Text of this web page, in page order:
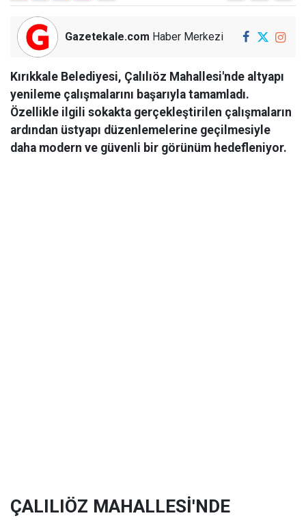
Gazetekale.com Haber Merkezi
Kırıkkale Belediyesi, Çalılıöz Mahallesi'nde altyapı
yenileme çalışmalarını başarıyla tamamladı.
Özellikle ilgili sokakta gerçekleştirilen çalışmaların
ardından üstyapı düzenlemelerine geçilmesiyle
daha modern ve güvenli bir görünüm hedefleniyor.
ÇALILIÖZ MAHALLESİ'NDE